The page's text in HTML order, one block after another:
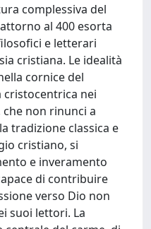
complessiva del
al 400 esorta
e letterari
cristiana. Le idealità
cornice del
cristocentrica nei
che non rinunci a
tradizione classica e
cristiano, si
e inveramento
di contribuire
verso Dio non
suoi lettori. La